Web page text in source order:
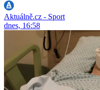
Aktuálně.cz - Sport
dnes, 16:58